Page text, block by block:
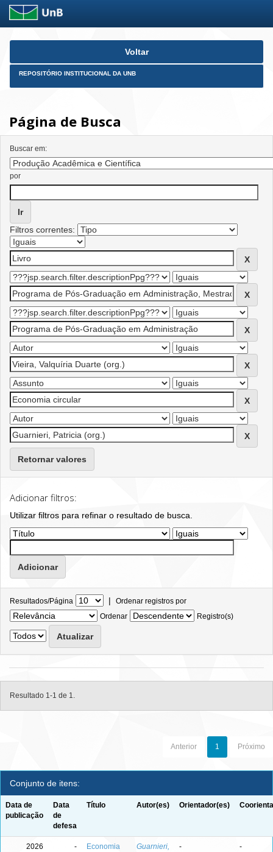
Skip
Voltar
REPOSITÓRIO INSTITUCIONAL DA UNB
Página de Busca
Buscar em:
por
Filtros correntes:
Retornar valores
Adicionar filtros:
Utilizar filtros para refinar o resultado de busca.
Resultados/Página | Ordenar registros por
Ordenar
Registro(s)
Resultado 1-1 de 1.
Anterior 1 Próximo
Conjunto de itens:
Data de
publicação
Data
de
defesa
Título Autor(es) Orientador(es)
2026 -
Economia
Guarnieri,
- -